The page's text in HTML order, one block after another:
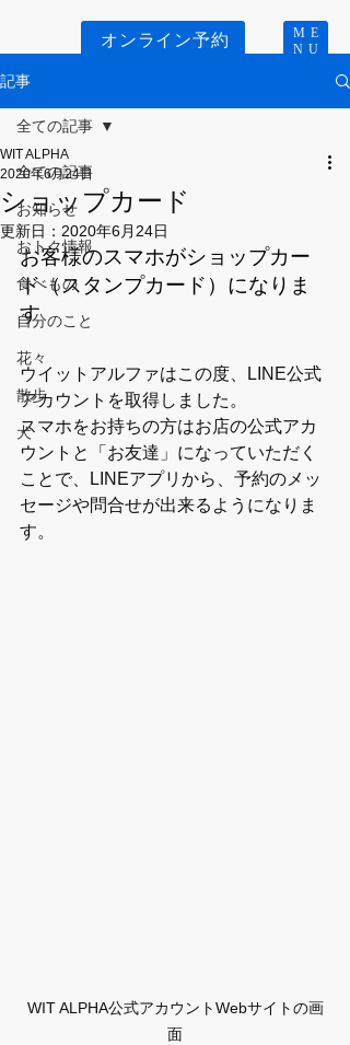
ME
NU
オンライン予約
記事
全ての記事
お知らせ
おトク情報
食べもの
自分のこと
花々
散歩
犬
全ての記事
ショップカード
WIT ALPHA
2020年6月24日
更新日： 2020年6月24日
お客様のスマホがショップカー
ド（スタンプカード）になりま
す
ウイットアルファはこの度、LINE公式
アカウントを取得しました。
スマホをお持ちの方はお店の公式アカ
ウントと「お友達」になっていただく
ことで、LINEアプリから、予約のメッ
セージや問合せが出来るようになりま
す。
WIT ALPHA公式アカウントWebサイトの画
面